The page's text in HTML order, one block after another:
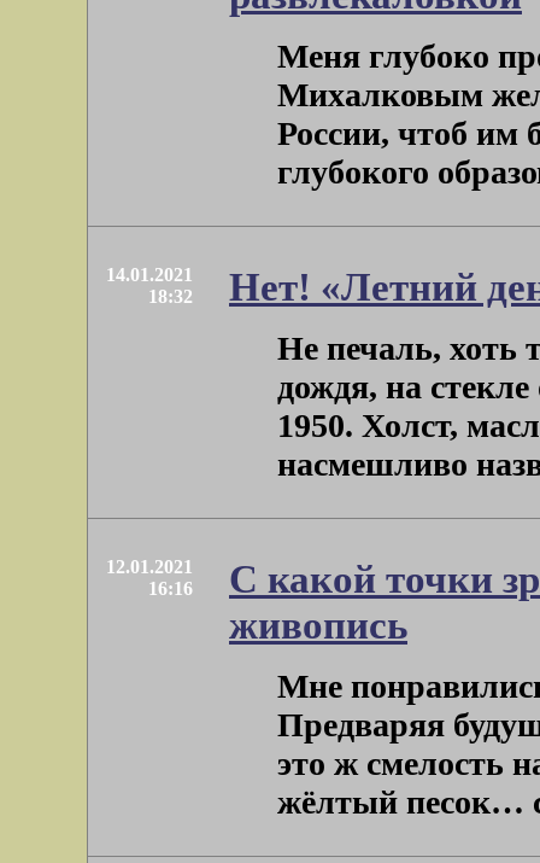
Меня глубоко
Михалковым
России, чтоб им
глубокого
14.01.2021
18:32
Нет! «Летний
Не печаль, хоть
дождя, на
1950. Холст,
насмешливо
12.01.2021
16:16
С какой точки
живопись
Мне
Предваряя
это ж смелость
жёлтый песок…